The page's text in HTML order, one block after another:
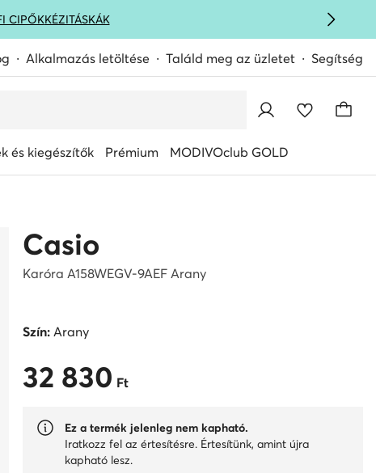
CIPŐKKÉZITÁSKÁK
Alkalmazás letöltése Találd meg az üzletet Segítség
és kiegészítők Prémium MODIVOclub GOLD
Casio
Karóra A158WEGV-9AEF Arany
Szín:Arany
32 830 Ft
32 830 Ft
Ez a termék jelenleg nem kapható.
Iratkozz fel az értesítésre. Értesítünk, amint újra
kapható lesz.